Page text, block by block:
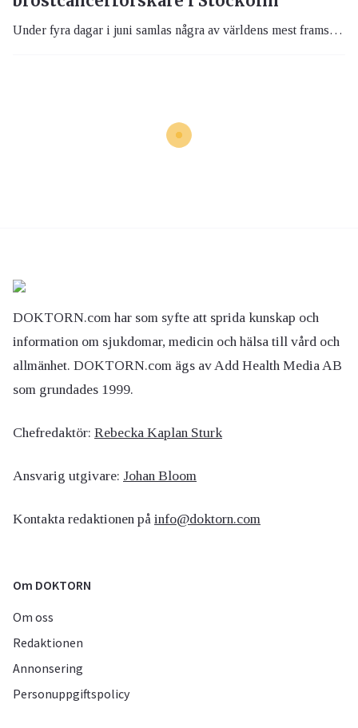
Under fyra dagar i juni samlas några av världens mest framstående bröstcancerforskare för en konferens där tanken är att utbyta kunskaper och även starta nya forskningsprojekt på området.
DOKTORN.com har som syfte att sprida kunskap och
information om sjukdomar, medicin och hälsa till vård och
allmänhet. DOKTORN.com ägs av Add Health Media AB
som grundades 1999.
Chefredaktör: Rebecka Kaplan Sturk
Ansvarig utgivare: Johan Bloom
Kontakta redaktionen på info@doktorn.com
Om DOKTORN
Om oss
Redaktionen
Annonsering
Personuppgiftspolicy